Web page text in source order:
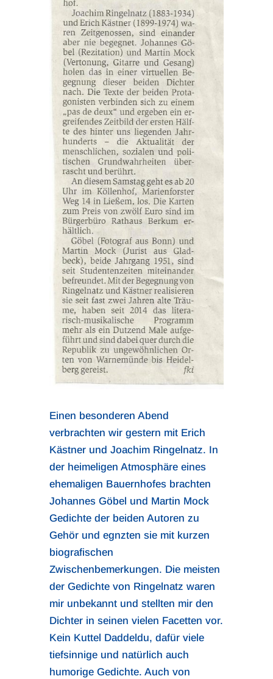
Einen besonderen Abend
verbrachten wir gestern mit Erich
Kästner und Joachim Ringelnatz. In
der heimeligen Atmosphäre eines
ehemaligen Bauernhofes brachten
Johannes Göbel und Martin Mock
Gedichte der beiden Autoren zu
Gehör und egnzten sie mit kurzen
biografischen
Zwischenbemerkungen. Die meisten
der Gedichte von Ringelnatz waren
mir unbekannt und stellten mir den
Dichter in seinen vielen Facetten vor.
Kein Kuttel Daddeldu, dafür viele
tiefsinnige und natürlich auch
humorige Gedichte. Auch von